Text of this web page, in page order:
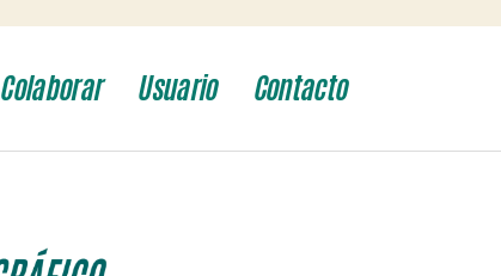
Colaborar Usuario Contacto